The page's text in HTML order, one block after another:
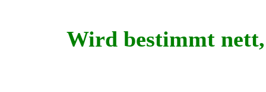
Wird bestimmt